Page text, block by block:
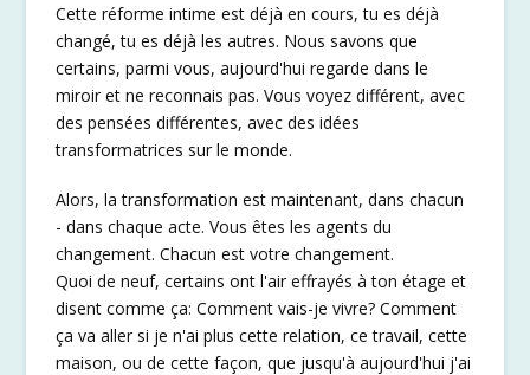
Cette réforme intime est déjà en cours, tu es déjà
changé, tu es déjà les autres. Nous savons que
certains, parmi vous, aujourd'hui regarde dans le
miroir et ne reconnais pas. Vous voyez différent, avec
des pensées différentes, avec des idées
transformatrices sur le monde.
Alors, la transformation est maintenant, dans chacun
- dans chaque acte. Vous êtes les agents du
changement. Chacun est votre changement.
Quoi de neuf, certains ont l'air effrayés à ton étage et
disent comme ça: Comment vais-je vivre? Comment
ça va aller si je n'ai plus cette relation, ce travail, cette
maison, ou de cette façon, que jusqu'à aujourd'hui j'ai